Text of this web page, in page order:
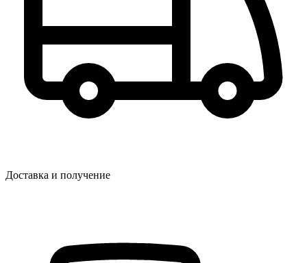
Доставка и получение